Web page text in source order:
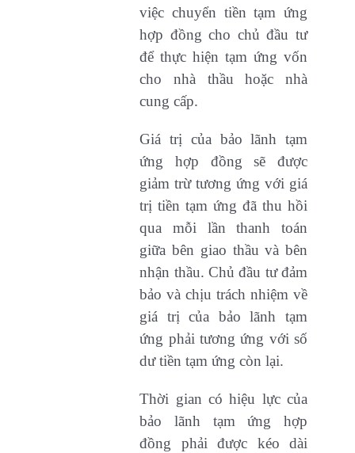
việc chuyển tiền tạm ứng
hợp đồng cho chủ đầu tư
để thực hiện tạm ứng vốn
cho nhà thầu hoặc nhà
cung cấp.
Giá trị của bảo lãnh tạm
ứng hợp đồng sẽ được
giảm trừ tương ứng với giá
trị tiền tạm ứng đã thu hồi
qua mỗi lần thanh toán
giữa bên giao thầu và bên
nhận thầu. Chủ đầu tư đảm
bảo và chịu trách nhiệm về
giá trị của bảo lãnh tạm
ứng phải tương ứng với số
dư tiền tạm ứng còn lại.
Thời gian có hiệu lực của
bảo lãnh tạm ứng hợp
đồng phải được kéo dài